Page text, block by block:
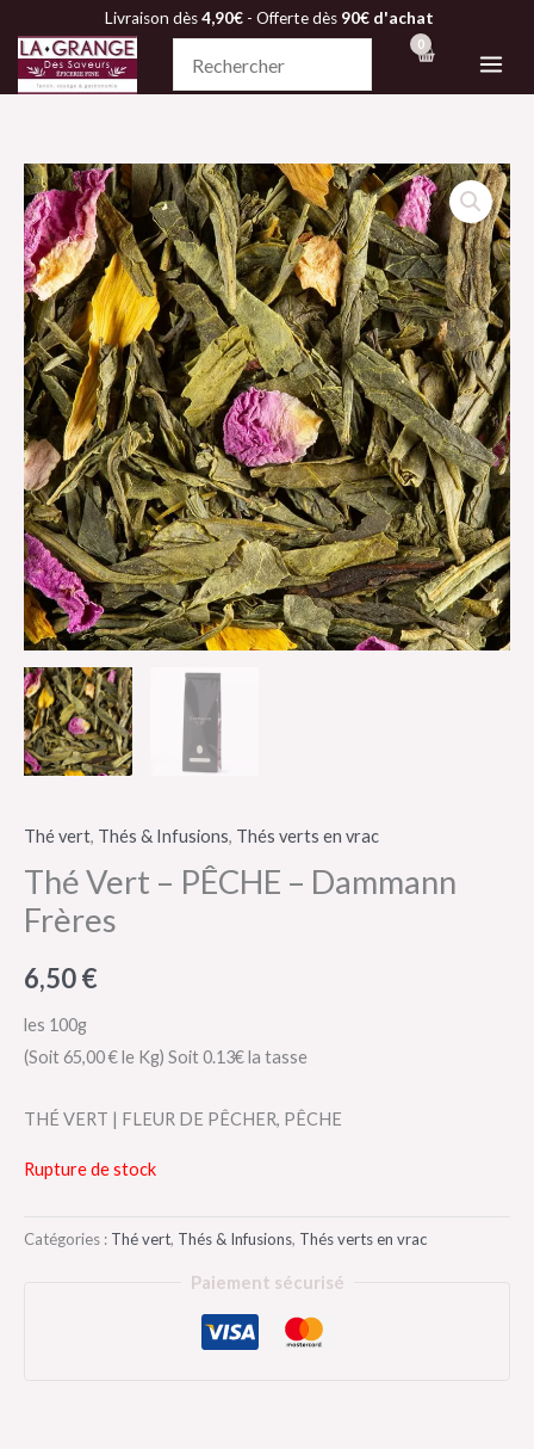
contenu
Livraison dès4,90€- Offerte dès 90€ d'achat
Thé vert, Thés & Infusions, Thés verts en vrac
Thé Vert – PÊCHE – Dammann
Frères
6,50€
les 100g
(Soit 65,00 € le Kg) Soit 0.13€ la tasse
THÉ VERT | FLEUR DE PÊCHER, PÊCHE
Rupture de stock
Catégories : Thé vert, Thés & Infusions, Thés verts en vrac
Paiement sécurisé